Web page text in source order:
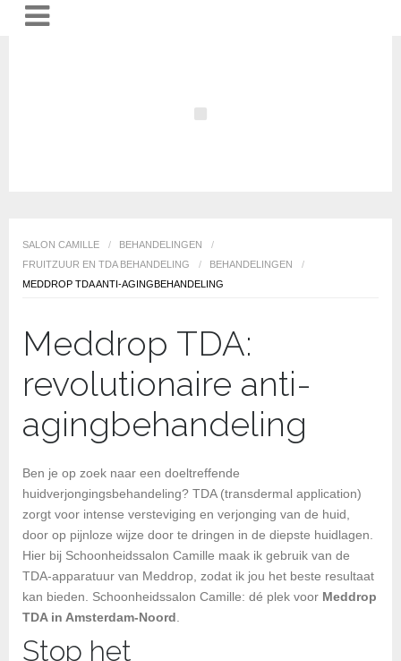
SALON CAMILLE / BEHANDELINGEN
/
FRUITZUUR EN TDA BEHANDELING
/ BEHANDELINGEN
/
MEDDROP TDA ANTI-AGINGBEHANDELING
Meddrop TDA:
revolutionaire anti-
agingbehandeling
Ben je op zoek naar een doeltreffende
huidverjongingsbehandeling? TDA (transdermal application)
zorgt voor intense versteviging en verjonging van de huid,
door op pijnloze wijze door te dringen in de diepste huidlagen.
Hier bij Schoonheidssalon Camille maak ik gebruik van de
TDA-apparatuur van Meddrop, zodat ik jou het beste resultaat
kan bieden. Schoonheidssalon Camille: dé plek voor Meddrop
TDA in Amsterdam-Noord
Stop het